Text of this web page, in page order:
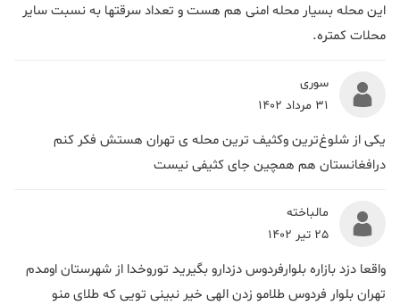
این محله بسیار محله امنی هم هست و تعداد سرقتها به نسبت سایر
محلات کمتره.
سوری
31 مرداد 1402
یکی از شلوغ‌ترین وکثیف ترین محله ی تهران هستش فکر کنم
درافغانستان هم همچین جای کثیفی نیست
مالباخته
25 تیر 1402
واقعا دزد بازاره بلوارفردوس دزدارو بگیرید توروخدا از شهرستان اومدم
تهران بلوار فردوس طلامو زدن الهی خیر نبینی تویی که طلای منو